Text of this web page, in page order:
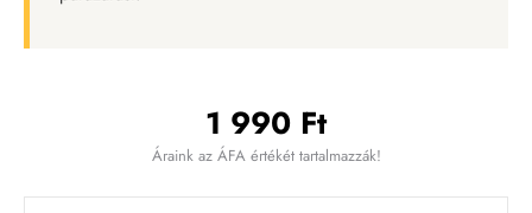
1 990 Ft
Áraink az ÁFA értékét tartalmazzák!